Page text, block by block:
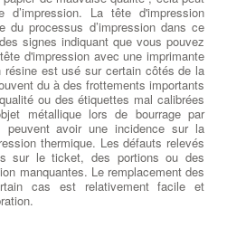
La tête d'impression
du processus d’impression dans ce
signes indiquant que vous pouvez
d'impression avec une imprimante
est usé sur certain côtés de la
du à des frottements importants
ou des étiquettes mal calibrées
métallique lors de bourrage par
peuvent avoir une incidence sur la
thermique. Les défauts relevés
sur le ticket, des portions ou des
manquantes. Le remplacement des
cas est relativement facile et